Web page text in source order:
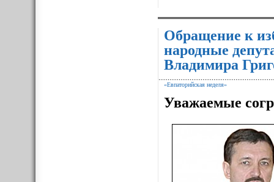
Обращение к
народные
Владимира
«Евпаторийская неделя»
Уважаемые